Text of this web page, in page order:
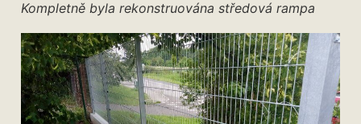
Kompletně byla rekonstruována středová rampa